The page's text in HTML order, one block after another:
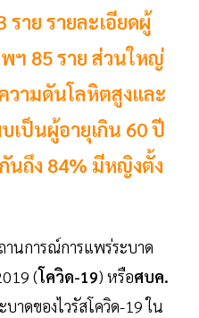
ราย รายละเอียดผู้
พฯ 85 ราย ส่วนใหญ่
วามดันโลหิตสูงและ
เป็นผู้อายุเกิน 60 ปี
นถึง 84% มีหญิงตั้ง
านการณ์การแพร่ระบาด
(โควิด-19) หรือศบค.
าดของไวรัสโควิด-19 ใน